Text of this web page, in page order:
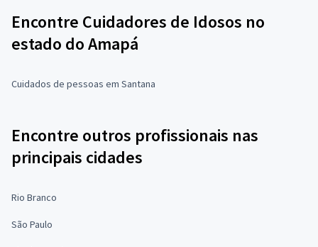
Encontre Cuidadores de Idosos no
estado do Amapá
Cuidados de pessoas em Santana
Encontre outros profissionais nas
principais cidades
Rio Branco
São Paulo